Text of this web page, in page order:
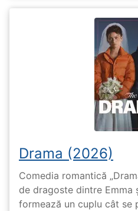
Drama (2026)
Comedia romantică
de dragoste dintre Emma
formează un cuplu cât se